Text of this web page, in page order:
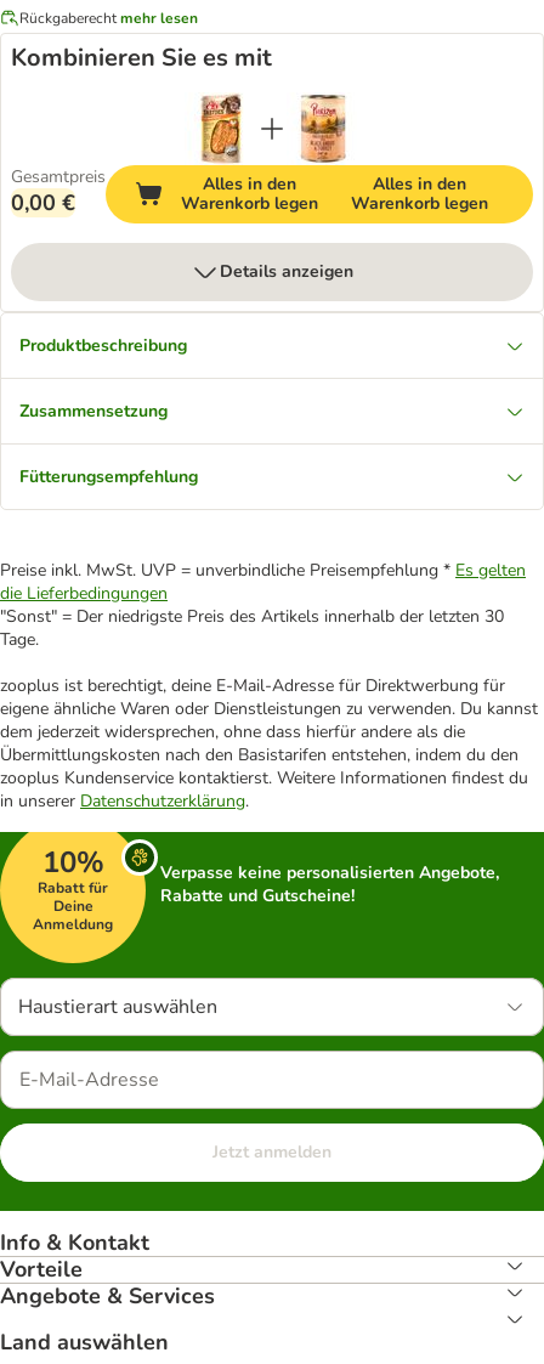
Rückgaberechtmehr lesen
Kombinieren Sie es mit
Gesamtpreis
0,00 €
Alles in den
Warenkorb legen
Alles in den
Warenkorb legen
Details anzeigen
Produktbeschreibung
Zusammensetzung
Fütterungsempfehlung
Preise inkl. MwSt. UVP = unverbindliche Preisempfehlung * Es gelten
die Lieferbedingungen
"Sonst" = Der niedrigste Preis des Artikels innerhalb der letzten 30
Tage.
zooplus ist berechtigt, deine E-Mail-Adresse für Direktwerbung für
eigene ähnliche Waren oder Dienstleistungen zu verwenden. Du kannst
dem jederzeit widersprechen, ohne dass hierfür andere als die
Übermittlungskosten nach den Basistarifen entstehen, indem du den
zooplus Kundenservice kontaktierst. Weitere Informationen findest du
in unserer Datenschutzerklärung.
10%
Rabatt für
Deine
Anmeldung
Verpasse keine personalisierten Angebote,
Rabatte und Gutscheine!
Haustierart auswählen
Jetzt anmelden
Info & Kontakt
Vorteile
Angebote & Services
Land auswählen